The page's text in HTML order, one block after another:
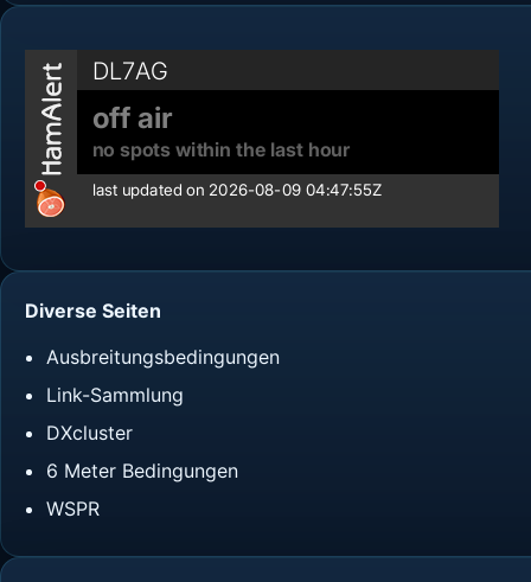
Diverse Seiten
Ausbreitungsbedingungen
Link-Sammlung
DXcluster
6 Meter Bedingungen
WSPR